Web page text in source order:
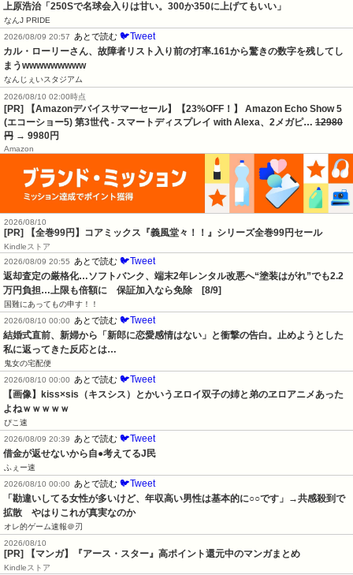
上原浩治「250Sで名球会入りは甘い。300か350に上げてもいい」
なんJ PRIDE
2026/08/09 20:57
あとで読む 🐦Tweet
カル・ローリーさん、故障者リスト入り前の打率.161から驚きの数字を残してし
まうwwwwwwwww
なんじぇいスタジアム
2026/08/10 02:00時点
[PR] 【Amazonデバイスサマーセール】【23%OFF！】 Amazon Echo Show 5
(エコーショー5) 第3世代 - スマートディスプレイ with Alexa、2メガピ… 12980
円 → 9980円
Amazon
2026/08/10
[PR] 【全巻99円】コアミックス『義風堂々！！』シリーズ全巻99円セール
Kindleストア
2026/08/09 20:55
あとで読む 🐦Tweet
返却査定の厳格化…ソフトバンク、端末2年レンタル改悪へ“塗装はがれ”でも2.2
万円負担…上限も倍額に　保証加入なら免除　[8/9]
国難にあってもの申す！！
2026/08/10 00:00
あとで読む 🐦Tweet
結婚式直前、新婦から「新郎に恋愛感情はない」と衝撃の告白。止めようとした
私に返ってきた反応とは…
鬼女の宅配便
2026/08/10 00:00
あとで読む 🐦Tweet
【画像】kiss×sis（キスシス）とかいうヱロイ双子の姉と弟のヱロアニメあった
よねｗｗｗｗｗ
ぴこ速
2026/08/09 20:39
あとで読む 🐦Tweet
借金が返せないから自●考えてるJ民
ふぇー速
2026/08/10 00:00
あとで読む 🐦Tweet
「勘違いしてる女性が多いけど、年収高い男性は基本的に○○です」→共感殺到で
拡散　やはりこれが真実なのか
オレ的ゲーム速報＠刃
2026/08/10
[PR] 【マンガ】『アース・スター』高ポイント還元中のマンガまとめ
Kindleストア